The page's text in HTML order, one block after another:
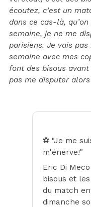
écoutez, c’est un
dans ce cas-là,
semaine, je ne me
parisiens. Je vais
semaine avec mes
font des bisous
pas me disputer
⚽ "Je me
m'énerve!"
Eric Di
bisous et
du match
dimanche